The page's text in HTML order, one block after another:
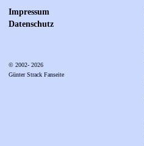
Impressum
Datenschutz
© 2002- 2026
Günter Strack Fanseite